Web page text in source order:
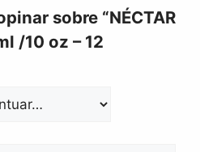
sobre “NÉCTAR
/10 oz – 12